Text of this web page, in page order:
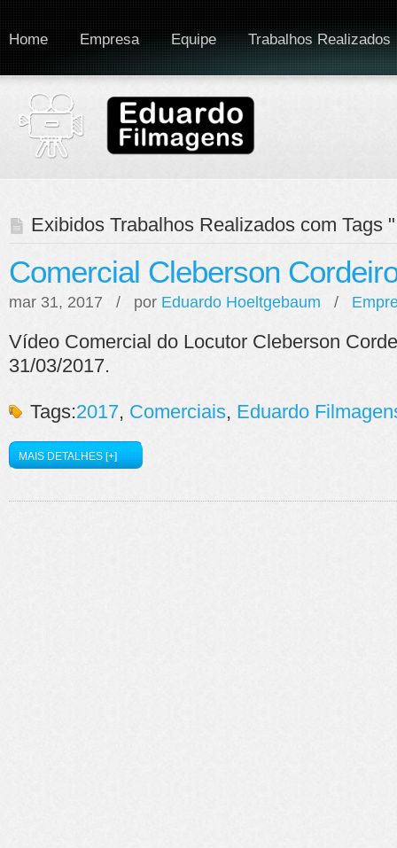
Home Empresa Equipe Trabalhos Realizados
Exibidos Trabalhos Realizados com Tags "
Comercial Cleberson
mar 31, 2017 / por Eduardo Hoeltgebaum /
Vídeo Comercial do Locutor Cleberson
31/03/2017.
Tags:2017, Comerciais, Eduardo
MAIS DETALHES [+]